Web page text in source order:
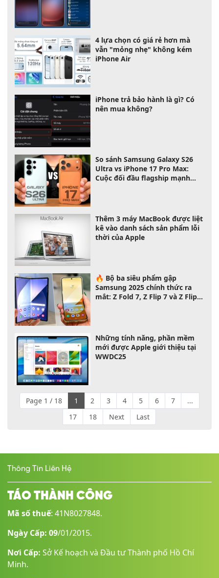
4 lựa chọn có giá rẻ hơn mà
vẫn "mỏng nhẹ" không kém
iPhone Air
iPhone trả bảo hành là gì? Có
nên mua không?
So sánh Samsung Galaxy S26
Ultra vs iPhone 17 Pro Max:
Cuộc đối đầu flagship mạnh
Thêm 3 máy MacBook được liệt
kê vào danh sách sản phẩm lỗi
thời của Apple
🔥 Bộ ba siêu phẩm gập
Samsung 2025 chính thức ra
mắt: Z Fold 7, Z Flip 7 và Z Flip 7
Những tính năng, phần mềm
mới được Apple giới thiệu tại
WWDC25
Page 1 / 18 1 2 3 4 5 6 7
...
17
18 Next Last
Thông Tin Liên Hệ
TÁO THÀNH CÔNG
Mã số thuế: 41N8027848.
Ngày Cấp: 09/01/2015.
Nơi Cấp: Sở Kế hoạch và Đầu tư Thành phố Hồ Chí
Minh.